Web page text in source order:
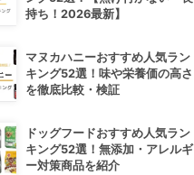
持ち！2026最新】
マヌカハニーおすすめ人気ラン
キング52選！味や栄養価の高さ
を徹底比較・検証
ドッグフードおすすめ人気ラン
キング52選！無添加・アレルギ
ー対策商品を紹介